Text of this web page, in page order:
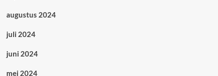
augustus 2024
juli 2024
juni 2024
mei 2024